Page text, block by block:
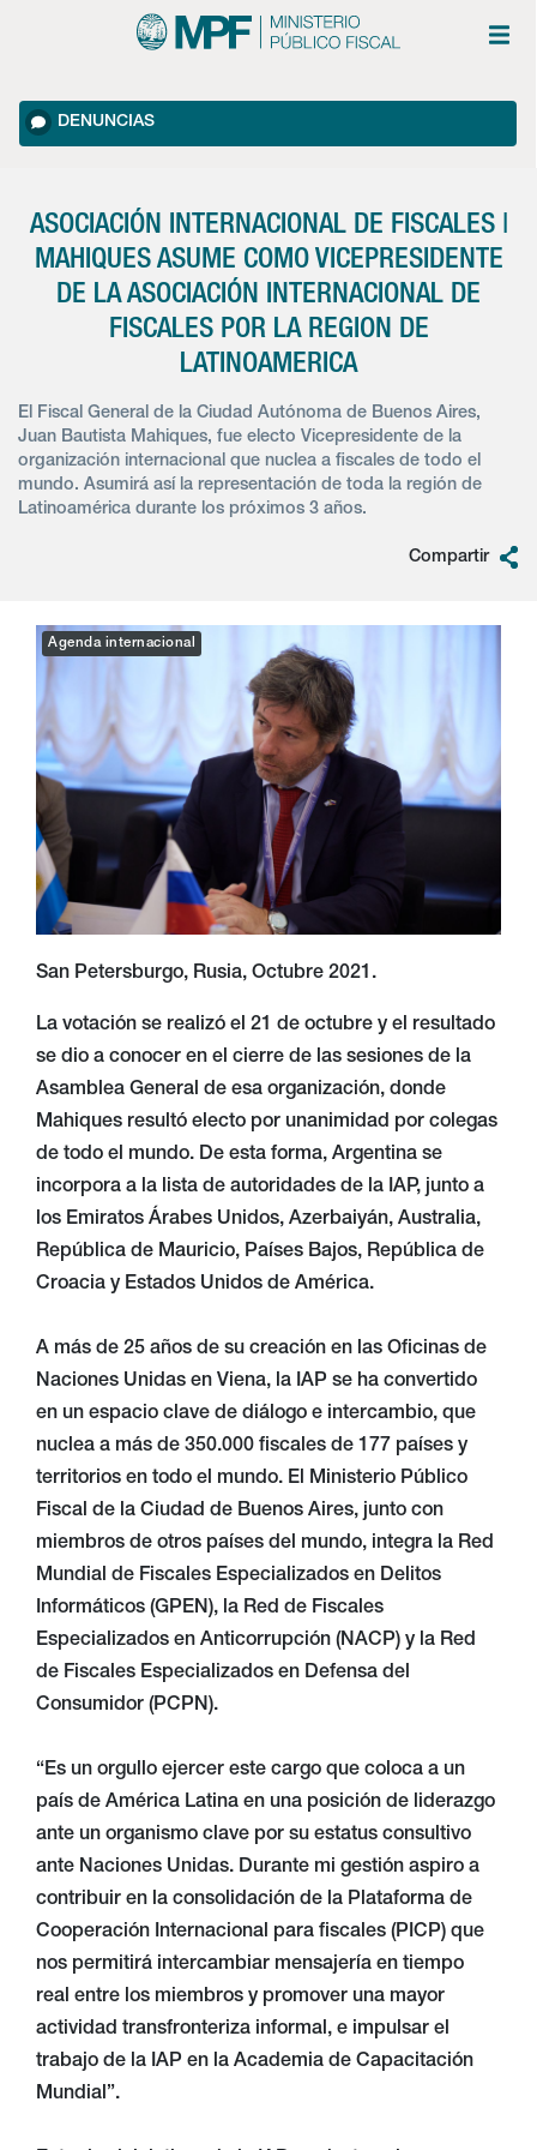
DENUNCIAS
ASOCIACIÓN INTERNACIONAL DE FISCALES |
MAHIQUES ASUME COMO VICEPRESIDENTE
DE LA ASOCIACIÓN INTERNACIONAL DE
FISCALES POR LA REGION DE
LATINOAMERICA
El Fiscal General de la Ciudad Autónoma de Buenos Aires,
Juan Bautista Mahiques, fue electo Vicepresidente de la
organización internacional que nuclea a fiscales de todo el
mundo. Asumirá así la representación de toda la región de
Latinoamérica durante los próximos 3 años.
Compartir
Agenda internacional
San Petersburgo, Rusia, Octubre 2021.
La votación se realizó el 21 de octubre y el resultado
se dio a conocer en el cierre de las sesiones de la
Asamblea General de esa organización, donde
Mahiques resultó electo por unanimidad por colegas
de todo el mundo. De esta forma, Argentina se
incorpora a la lista de autoridades de la IAP, junto a
los Emiratos Árabes Unidos, Azerbaiyán, Australia,
República de Mauricio, Países Bajos, República de
Croacia y Estados Unidos de América.
A más de 25 años de su creación en las Oficinas de
Naciones Unidas en Viena, la IAP se ha convertido
en un espacio clave de diálogo e intercambio, que
nuclea a más de 350.000 fiscales de 177 países y
territorios en todo el mundo. El Ministerio Público
Fiscal de la Ciudad de Buenos Aires, junto con
miembros de otros países del mundo, integra la Red
Mundial de Fiscales Especializados en Delitos
Informáticos (GPEN), la Red de Fiscales
Especializados en Anticorrupción (NACP) y la Red
de Fiscales Especializados en Defensa del
Consumidor (PCPN).
“Es un orgullo ejercer este cargo que coloca a un
país de América Latina en una posición de liderazgo
ante un organismo clave por su estatus consultivo
ante Naciones Unidas. Durante mi gestión aspiro a
contribuir en la consolidación de la Plataforma de
Cooperación Internacional para fiscales (PICP) que
nos permitirá intercambiar mensajería en tiempo
real entre los miembros y promover una mayor
actividad transfronteriza informal, e impulsar el
trabajo de la IAP en la Academia de Capacitación
Mundial”.